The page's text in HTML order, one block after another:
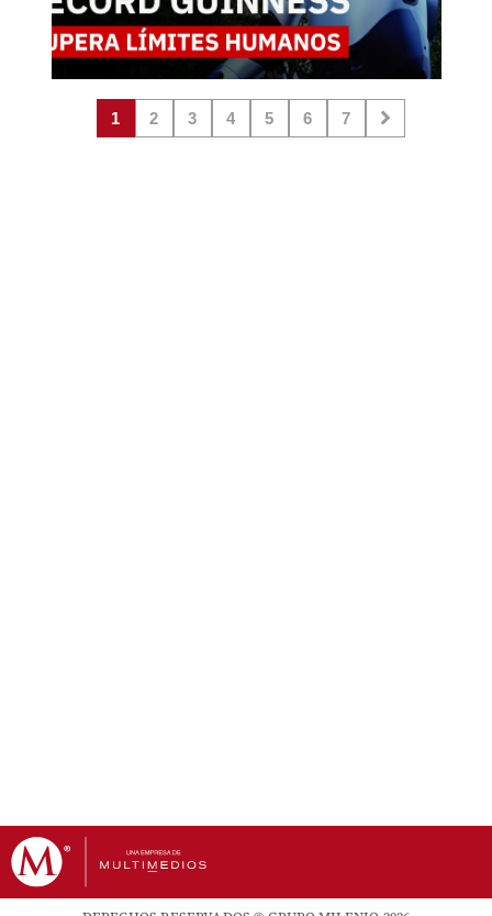
1 2 3 4 5 6 7